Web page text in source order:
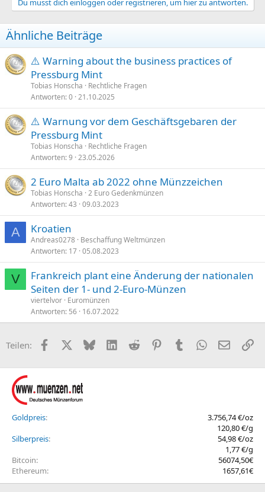
Du musst dich einloggen oder registrieren, um hier zu antworten.
Ähnliche Beiträge
⚠️ Warning about the business practices of
Pressburg Mint
Tobias Honscha
Rechtliche Fragen
Antworten 0 21.10.2025
⚠️ Warnung vor dem Geschäftsgebaren der
Pressburg Mint
Tobias Honscha
Rechtliche Fragen
Antworten 9 23.05.2026
2 Euro Malta ab 2022 ohne Münzzeichen
Tobias Honscha 2 Euro Gedenkmünzen
Antworten 43 09.03.2023
A Kroatien
Andreas0278 Beschaffung Weltmünzen
Antworten 17 05.08.2023
V
Frankreich plant eine Änderung der nationalen
Seiten der 1- und 2-Euro-Münzen
viertelvor Euromünzen
Antworten 56 16.07.2022
Teilen: FacebookX (Twitter)
BlueskyLinkedIn
Reddit PinterestTumblr WhatsApp
E-Mail
Goldpreis
3.756,74 €/oz
120,80 €/g
Silberpreis
54,98 €/oz
1,77 €/g
Bitcoin
56074,50€
Ethereum
1657,61€